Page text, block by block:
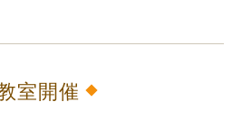
室開催